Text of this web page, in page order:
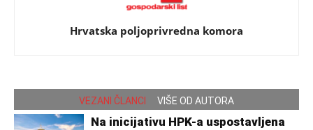
Hrvatska poljoprivredna komora
VEZANI ČLANCI VIŠE OD AUTORA
Na inicijativu HPK-a uspostavljena